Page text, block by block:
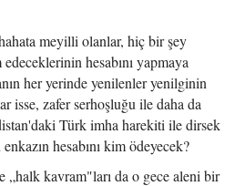
meyilli olanlar, hiç bir şey
hesabını yapmaya
her yerinde yenilenler yenilginin
isse, zafer serhoşluğu ile daha da
Türk imha harekiti ile dirsek
hesabını kim ödeyecek?
„halk kavram"ları da o gece aleni bir